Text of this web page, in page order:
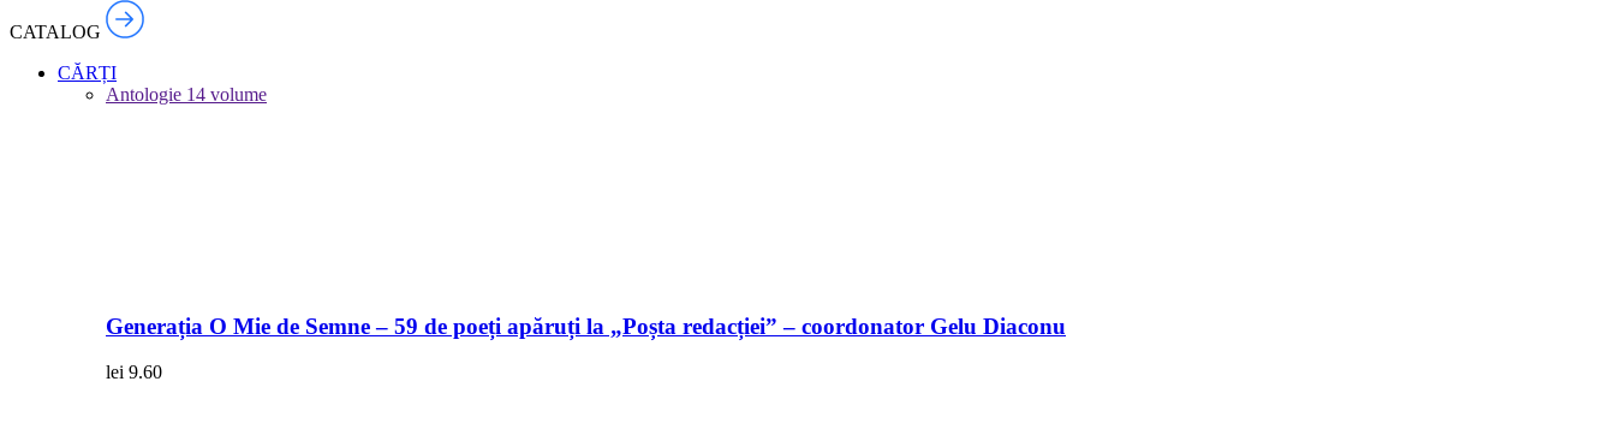
CATALOG
CĂRȚI
Antologie 14 volume
Generația O Mie de Semne – 59 de poeți apăruți la „Poșta redacției” – coordonator Gelu Diaconu
lei 9.60